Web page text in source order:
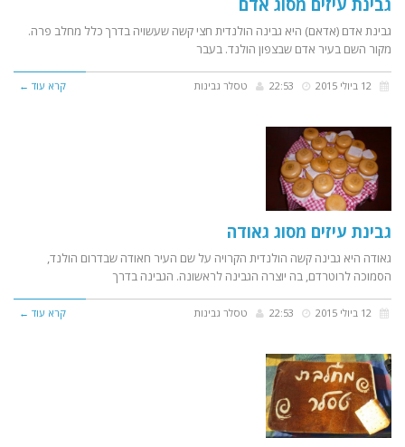
גבינת עיזים מסוג אדם
גבינת אדם (אדאם) היא גבינה הולנדית חצי קשה שעשויה בדרך כלל מחלב פרה.
מקור השם בעיר אדם שבצפון הולנד. בעבר
טסלר גבינות קרא עוד ←
גבינת עיזים מסוג גאודה
גאודה היא גבינה קשה הולנדית הקרויה על שם העיר חאודה שבדרום הולנד,
הסמוכה לרוטרדם, בה יוצרה הגבינה לראשונה. הגבינה בדרך
טסלר גבינות קרא עוד ←